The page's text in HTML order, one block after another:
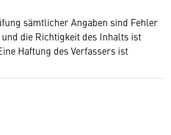
sämtlicher Angaben sind Fehler
die Richtigkeit des Inhalts ist
Haftung des Verfassers ist